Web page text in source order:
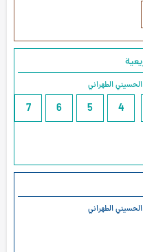
الطهراني
4
5
6
7
الطهراني